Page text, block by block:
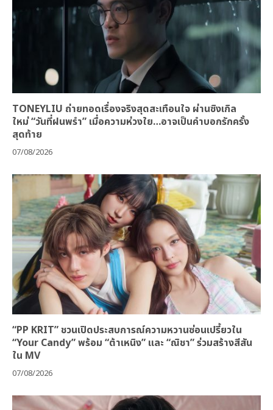
TONEYLIU ถ่ายทอดเรื่องจริงสุดสะเทือนใจ ผ่านซิงเกิล
ใหม่ “วันที่ฝนพรำ” เมื่อความห่วงใย…อาจเป็นคำบอกรักครั้ง
สุดท้าย
07/08/2026
“PP KRIT” ชวนเปิดประสบการณ์ความหวานซ่อนเปรี้ยวใน
“Your Candy” พร้อม “ต้าเหนิง” และ “ณิชา” ร่วมสร้างสีสัน
ใน MV
07/08/2026